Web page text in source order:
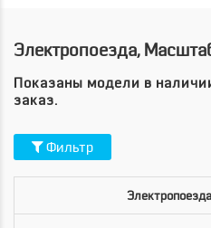
Электропоезда,
Показаны модели в
заказ.
Фильтр